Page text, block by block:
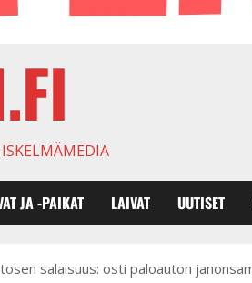
JA -PAIKAT LAIVAT UUTISET
salaisuus: osti paloauton